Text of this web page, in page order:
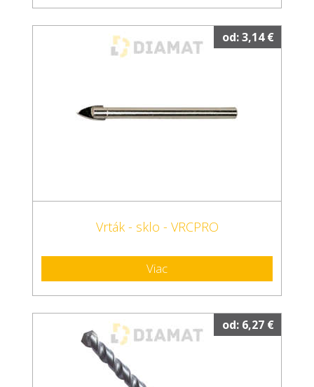
od: 3,14 €
Vrták - sklo - VRCPRO
Viac
od: 6,27 €